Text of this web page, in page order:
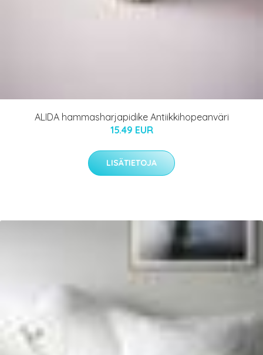
ALIDA hammasharjapidike Antiikkihopeanväri
15.49 EUR
LISÄTIETOJA